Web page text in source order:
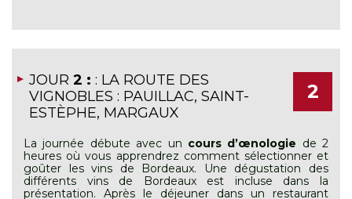
2
JOUR 2 : : LA ROUTE DES
VIGNOBLES : PAUILLAC, SAINT-
ESTÈPHE, MARGAUX
La journée débute avec un cours d’œnologie de 2
heures où vous apprendrez comment sélectionner et
goûter les vins de Bordeaux. Une dégustation des
différents vins de Bordeaux est incluse dans la
présentation. Après le déjeuner dans un restaurant